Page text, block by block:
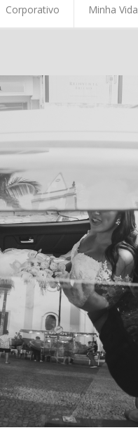
Corporativo Minha Vida